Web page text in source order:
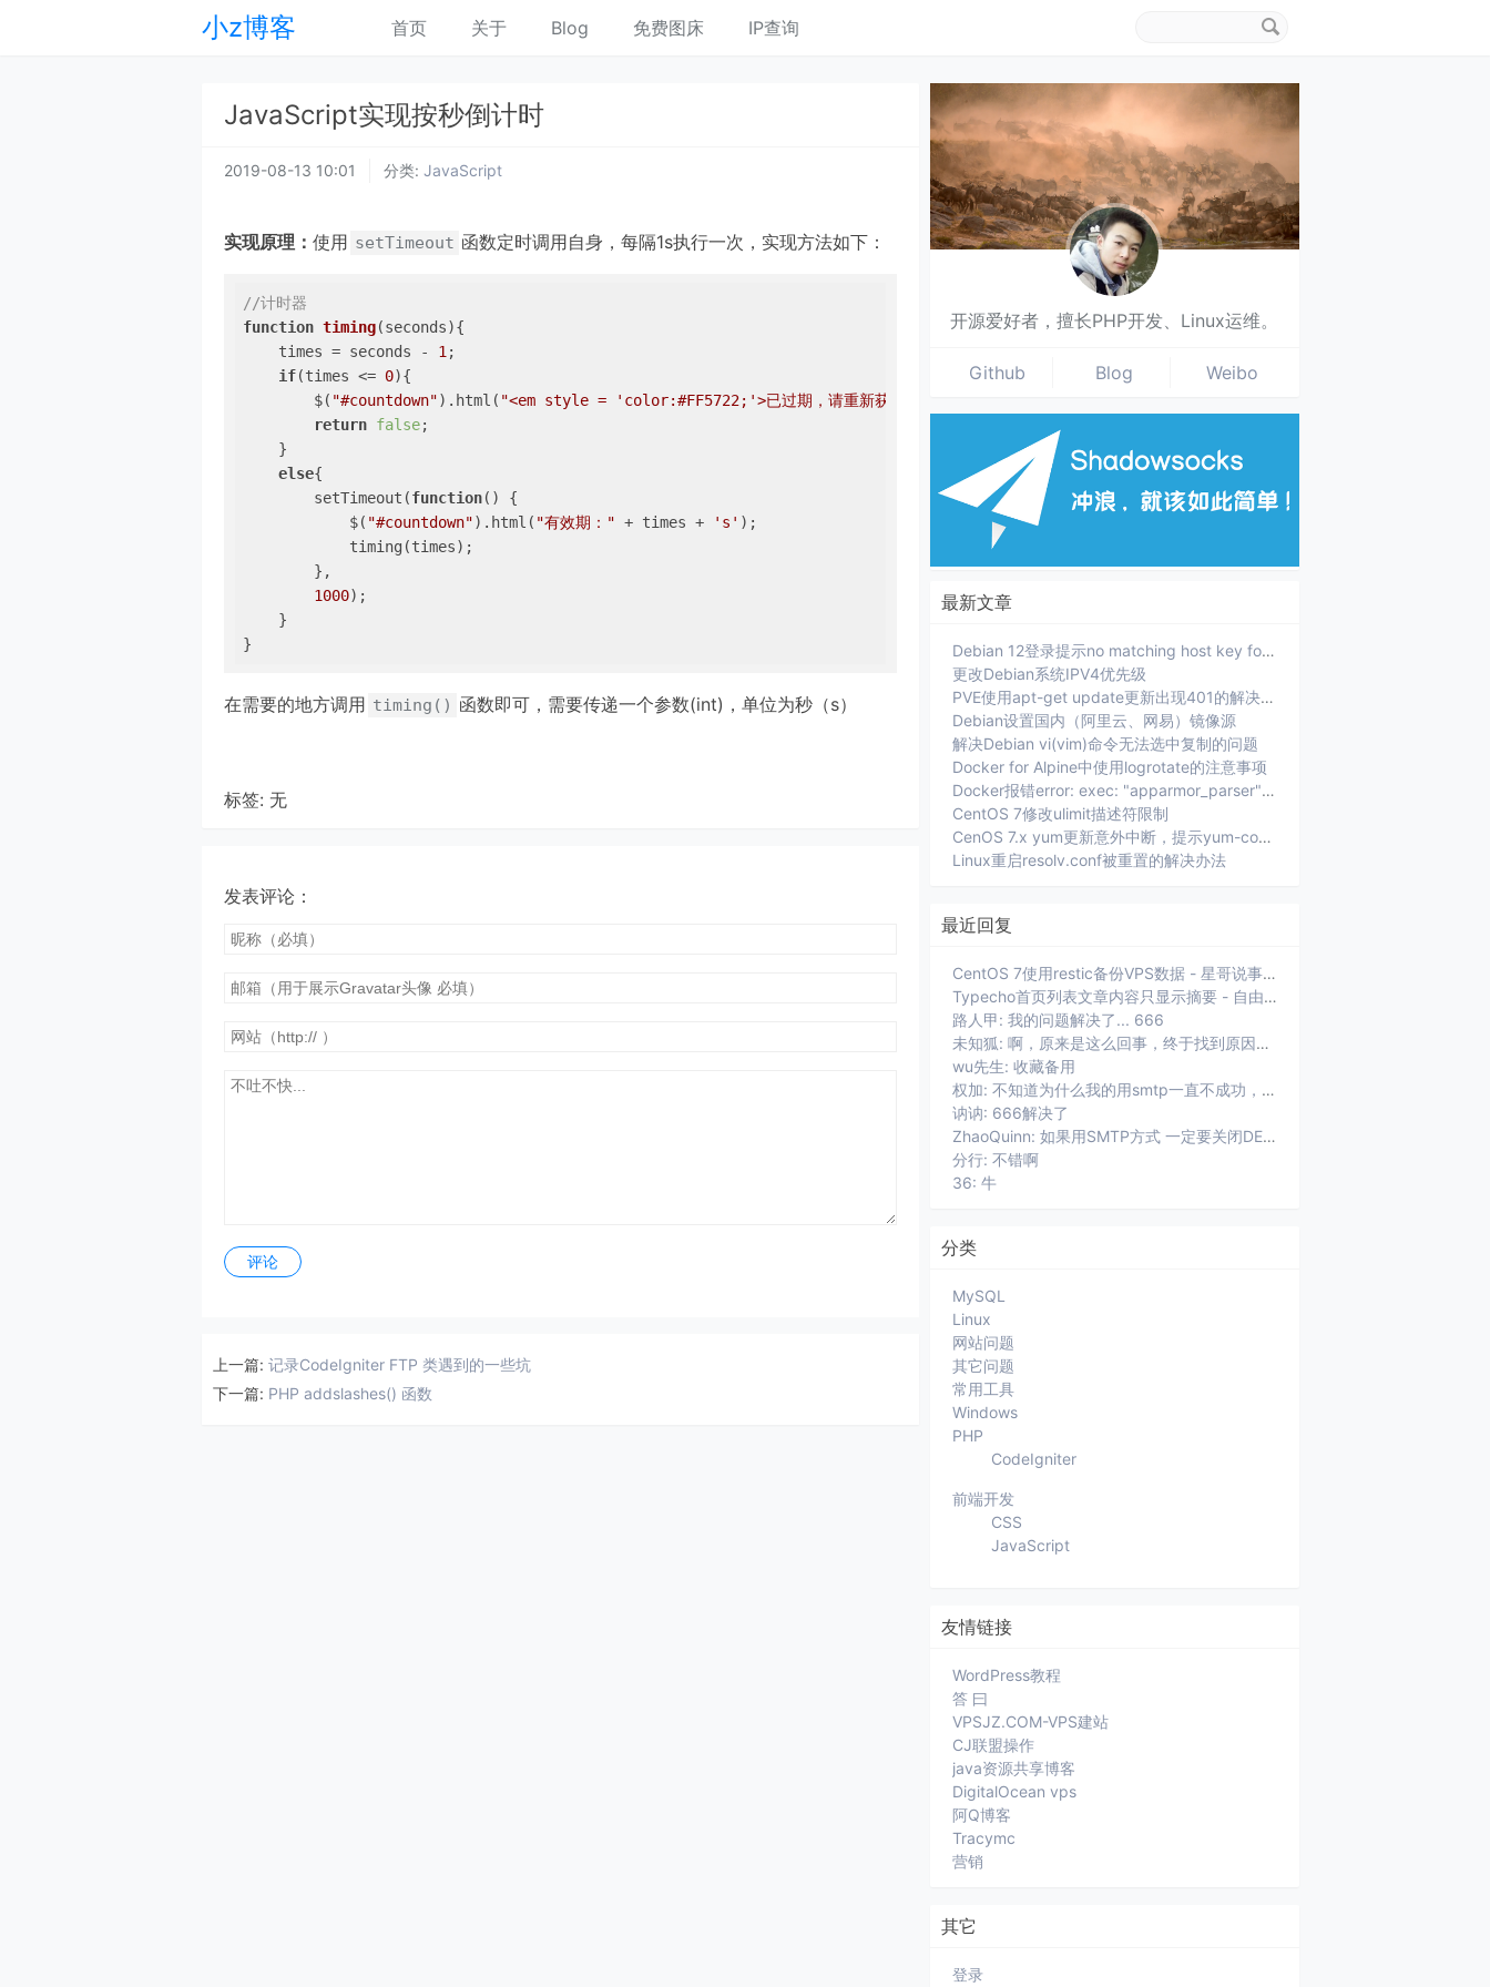
小z博客 首页 关于 Blog 免费图床 IP查询
键
字
JavaScript实现按秒倒计时
2019-08-13 10:01 分类: JavaScript
实现原理： 使用 setTimeout 函数定时调用自身，每隔1s执行一次，实现方法如下：
//计时器
function timing(seconds){
    times = seconds -
1 ;
if(times <= 0){
        $(
"#countdown").html( "<em style = 'color:#FF5722;'>已过期，请重新获取！</em>"
return false;
    }
else{
        setTimeout(
function( ) {
            $(
"#countdown").html( "有效期：" + times + 's' );
            timing(times);
        },
1000);
    }
}
在需要的地方调用 timing() 函数即可，需要传递一个参数(int)，单位为秒（s）
标签: 无
发表评论：
评论
上一篇: 记录CodeIgniter FTP 类遇到的一些坑
下一篇: PHP addslashes() 函数
开源爱好者，擅长PHP开发、Linux运维。
Github Blog Weibo
最新文章
Debian 12登录提示no matching host key format
更改Debian系统IPV4优先级
PVE使用apt-get update更新出现401的解决办法
Debian设置国内（阿里云、网易）镜像源
解决Debian vi(vim)命令无法选中复制的问题
Docker for Alpine中使用logrotate的注意事项
Docker报错error: exec: "apparmor_parser": executable file not found in $PATH.
CentOS 7修改ulimit描述符限制
CenOS 7.x yum更新意外中断，提示yum-complete-transaction
Linux重启resolv.conf被重置的解决办法
最近回复
CentOS 7使用restic备份VPS数据 - 星哥说事: [...]xiaoz 选择的是将当前服务器数据通过 SFTP 方...
Typecho首页列表文章内容只显示摘要 - 自由鱼: [...]用了Typecho以后，遇到的第一个问题就是首页摘要显...
路人甲: 我的问题解决了... 666
未知狐: 啊，原来是这么回事，终于找到原因了。
wu先生: 收藏备用
权加: 不知道为什么我的用smtp一直不成功，老提示：SMTP连接失败，...
讷讷: 666解决了
ZhaoQuinn: 如果用SMTP方式 一定要关闭DEBUG功能 不然usr/plu...
分行: 不错啊
36: 牛
分类
MySQL
Linux
网站问题
其它问题
常用工具
Windows
PHP
CodeIgniter
前端开发
CSS
JavaScript
友情链接
WordPress教程
答 曰
VPSJZ.COM-VPS建站
CJ联盟操作
java资源共享博客
DigitalOcean vps
阿Q博客
Tracymc
营销
其它
登录